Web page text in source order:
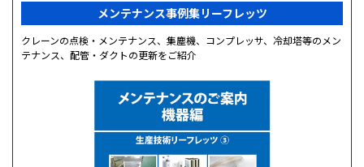
メンテナンス事例集リーフレッツ
クレーンの点検・メンテナンス、集塵機、コンプレッサ、冷却塔等のメン
テナンス、配管・ダクトの更新をご紹介